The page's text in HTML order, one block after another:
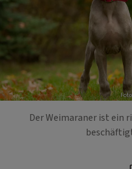
Der Weimaraner ist ein